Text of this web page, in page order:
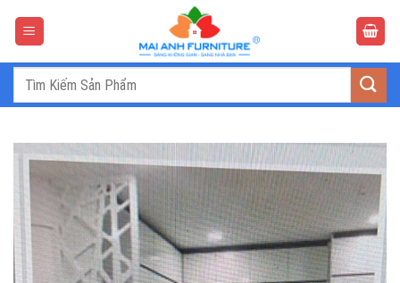
Tìm